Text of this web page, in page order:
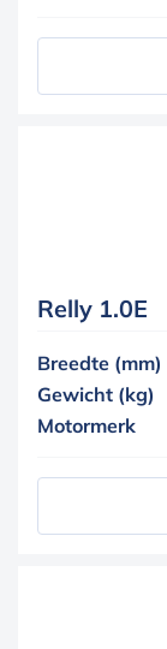
Relly 1.0E
Breedte (mm)
Gewicht (kg)
Motormerk